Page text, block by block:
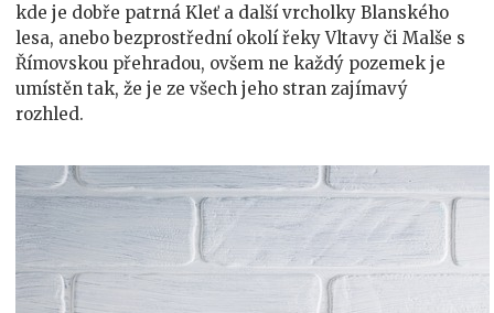
kde je dobře patrná Kleť a další vrcholky Blanského
lesa, anebo bezprostřední okolí řeky Vltavy či Malše s
Římovskou přehradou, ovšem ne každý pozemek je
umístěn tak, že je ze všech jeho stran zajímavý
rozhled.